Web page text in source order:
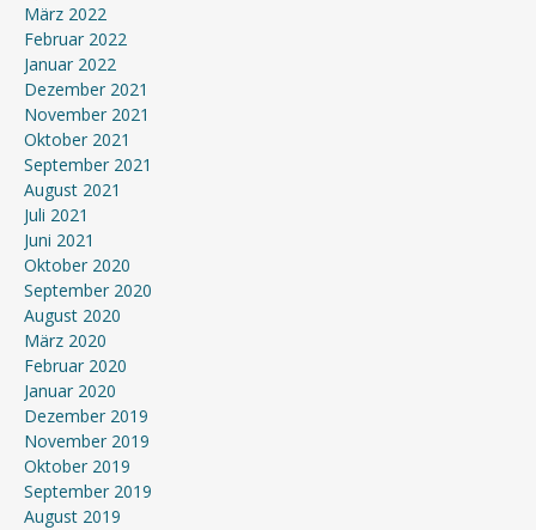
März 2022
Februar 2022
Januar 2022
Dezember 2021
November 2021
Oktober 2021
September 2021
August 2021
Juli 2021
Juni 2021
Oktober 2020
September 2020
August 2020
März 2020
Februar 2020
Januar 2020
Dezember 2019
November 2019
Oktober 2019
September 2019
August 2019